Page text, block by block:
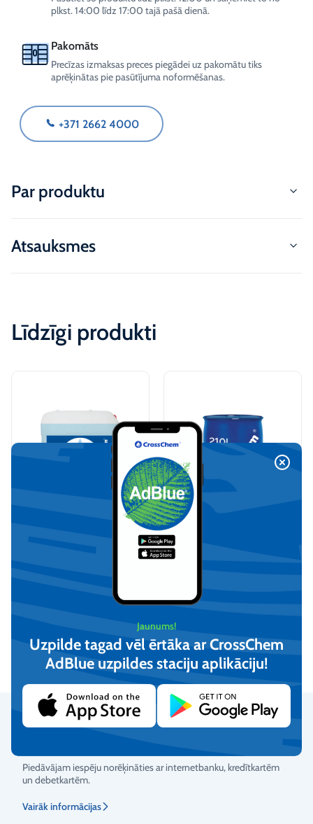
plkst. 14:00 līdz 17:00 tajā pašā dienā.
Pakomāts
Precīzas izmaksas preces piegādei uz pakomātu tiks
aprēķinātas pie pasūtījuma noformēšanas.
+371 2662 4000
Par produktu
Atsauksmes
Līdzīgi produkti
Demineralizēts ūdens (20L)
(iesk. PVN)
Pievienot
Demineralizēts ūdens
(210L)
Pēc pieprasījuma
Apskatīt
Droši maksājumi
Piedāvājam iespēju norēķināties ar internetbanku, kredītkartēm
un debetkartēm.
Vairāk informācijas
Jaunums!
Uzpilde tagad vēl ērtāka ar CrossChem
AdBlue uzpildes staciju aplikāciju!​